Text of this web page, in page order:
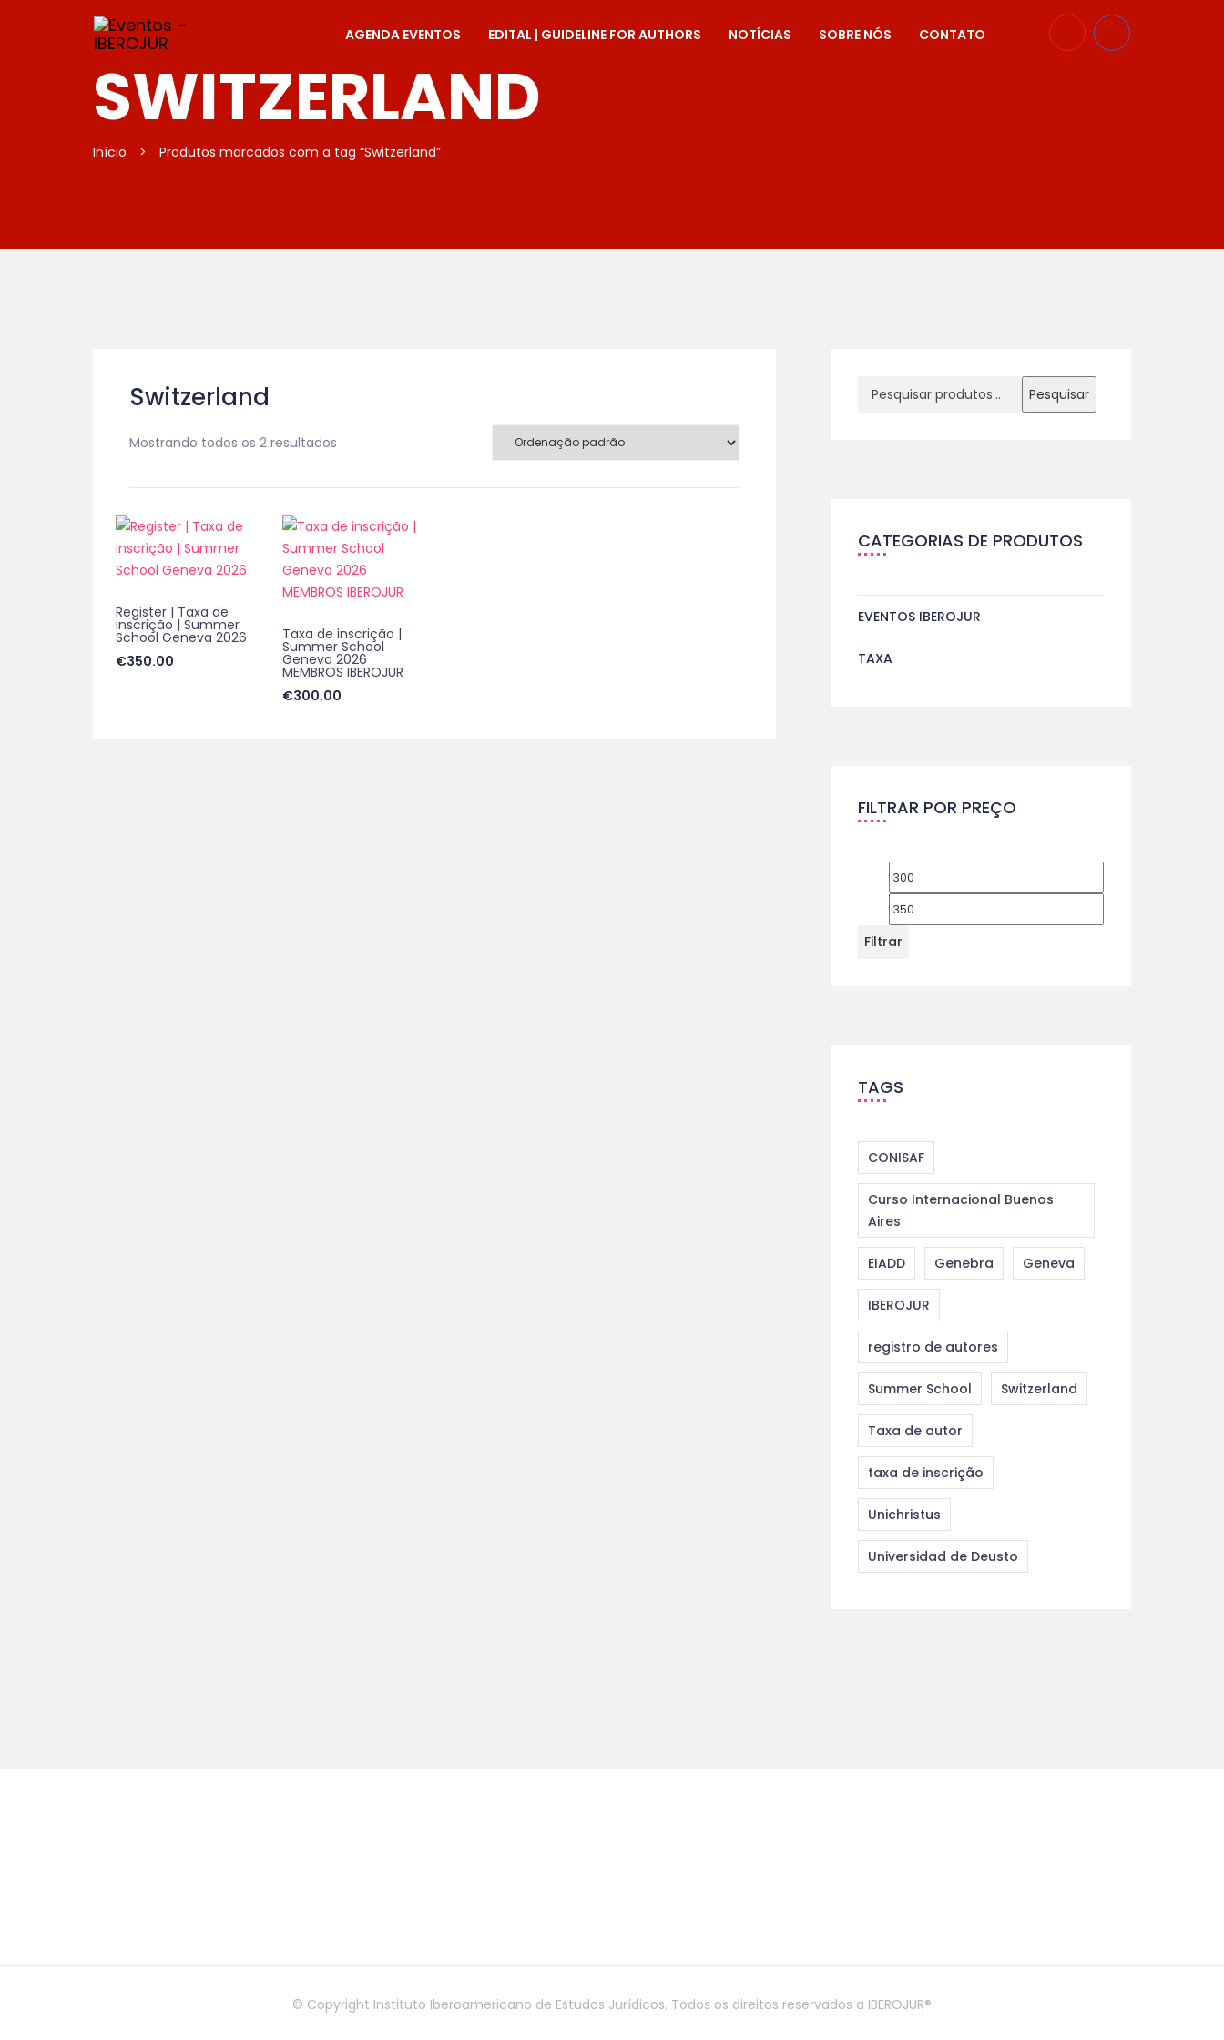
AGENDA EVENTOS EDITAL | GUIDELINE FOR AUTHORS NOTÍCIAS SOBRE NÓS CONTATO
SWITZERLAND
Início > Produtos marcados com a tag “Switzerland”
Switzerland
Mostrando todos os 2 resultados
Register | Taxa de
inscrição | Summer
School Geneva 2026
€350.00
Taxa de inscrição |
Summer School
Geneva 2026
MEMBROS IBEROJUR
€300.00
Pesquisar
CATEGORIAS DE PRODUTOS
EVENTOS IBEROJUR
TAXA
FILTRAR POR PREÇO
Filtrar
TAGS
CONISAF
Curso Internacional Buenos
Aires
EIADD Genebra Geneva
IBEROJUR
registro de autores
Summer School Switzerland
Taxa de autor
taxa de inscrição
Unichristus
Universidad de Deusto
© Copyright Instituto Iberoamericano de Estudos Jurídicos. Todos os direitos reservados a IBEROJUR®